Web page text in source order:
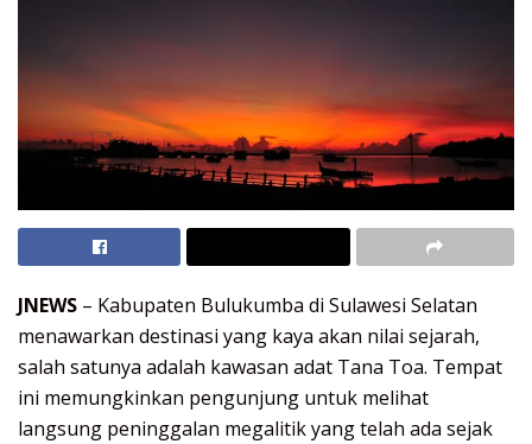
JNEWS – Kabupaten Bulukumba di Sulawesi Selatan
menawarkan destinasi yang kaya akan nilai sejarah,
salah satunya adalah kawasan adat Tana Toa. Tempat
ini memungkinkan pengunjung untuk melihat
langsung peninggalan megalitik yang telah ada sejak